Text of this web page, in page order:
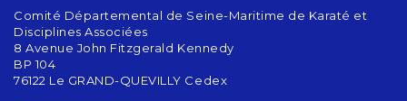
Comité Départemental de Seine-Maritime de Karaté et
Disciplines Associées
8 Avenue John Fitzgerald Kennedy
BP 104
76122 Le GRAND-QUEVILLY Cedex